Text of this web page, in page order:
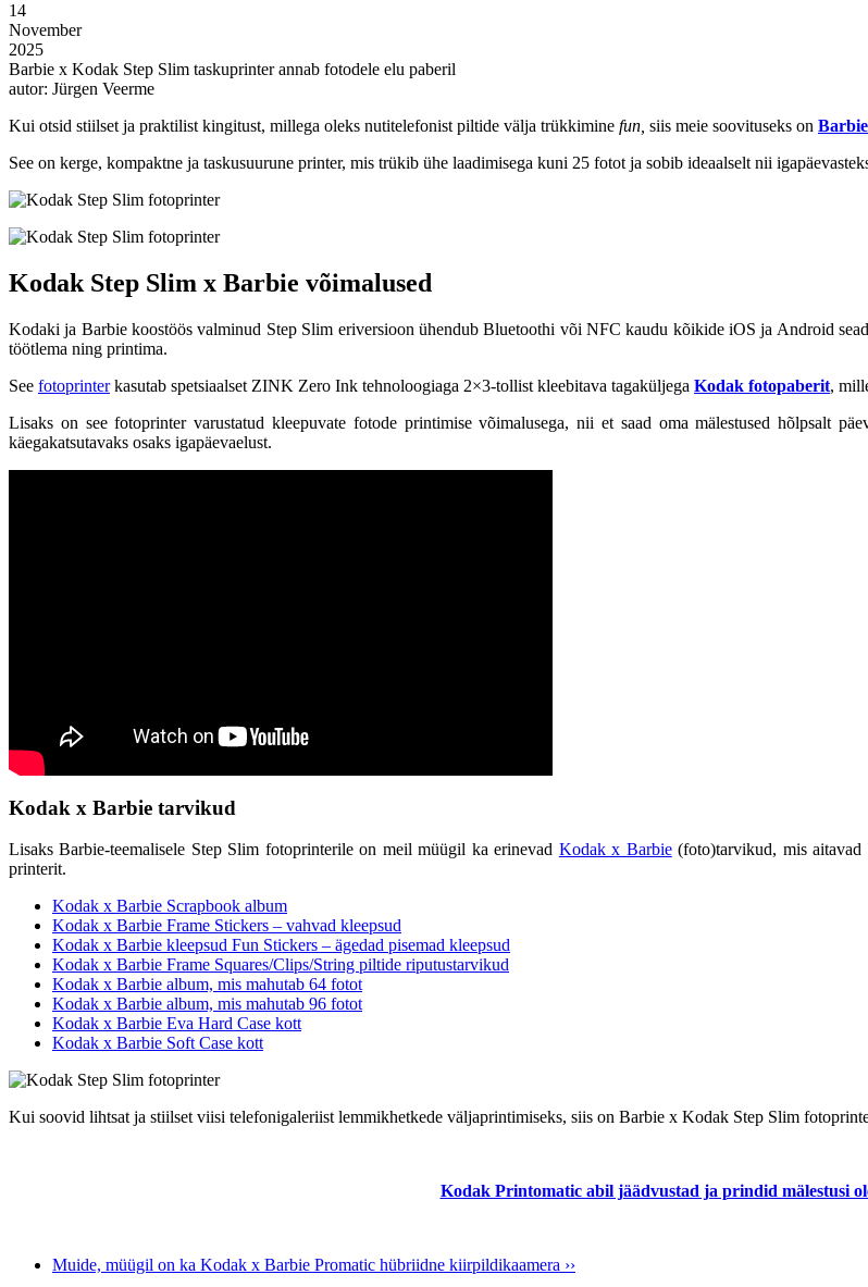
14
November
2025
Barbie x Kodak Step Slim taskuprinter annab fotodele elu paberil
autor: Jürgen Veerme
Kui otsid stiilset ja praktilist kingitust, millega oleks nutitelefonist piltide välja trükkimine fun, siis meie soovituseks on
See on kerge, kompaktne ja taskusuurune printer, mis trükib ühe laadimisega kuni 25 fotot ja sobib ideaalselt nii
Kodak Step Slim x Barbie võimalused
Kodaki ja Barbie koostöös valminud Step Slim eriversioon ühendub Bluetoothi või NFC kaudu kõikide iOS ja Android
töötlema ning printima.
See fotoprinterkasutab spetsiaalset ZINK Zero Ink tehnoloogiaga 2×3-tollist kleebitava tagaküljega Kodak fotopaberit,
Lisaks on see fotoprinter varustatud kleepuvate fotode printimise võimalusega, nii et saad oma mälestused hõlpsalt
käegakatsutavaks osaks igapäevaelust.
Kodak x Barbie tarvikud
Lisaks Barbie-teemalisele Step Slim fotoprinterile on meil müügil ka erinevad Kodak x Barbie(foto)tarvikud, mis aitavad
printerit.
Kodak x Barbie Scrapbook album
Kodak x Barbie Frame Stickers – vahvad kleepsud
Kodak x Barbie kleepsud Fun Stickers – ägedad pisemad kleepsud
Kodak x Barbie Frame Squares/Clips/String piltide riputustarvikud
Kodak x Barbie album, mis mahutab 64 fotot
Kodak x Barbie album, mis mahutab 96 fotot
Kodak x Barbie Eva Hard Case kott
Kodak x Barbie Soft Case kott
Kui soovid lihtsat ja stiilset viisi telefonigaleriist lemmikhetkede väljaprintimiseks, siis on Barbie x Kodak Step Slim
Kodak Printomatic abil jäädvustad ja prindid mälestusi
Muide, müügil on ka Kodak x Barbie Promatic hübriidne kiirpildikaamera ››